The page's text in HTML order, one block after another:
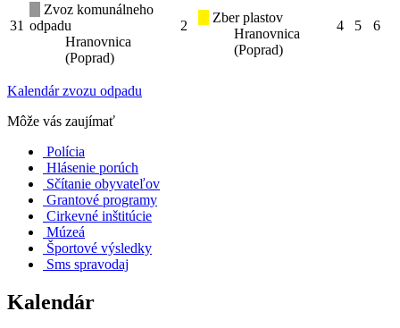
31
Zvoz komunálneho
odpadu
Hranovnica
(Poprad)
2
Zber plastov
Hranovnica
(Poprad)
4 5 6
Kalendár zvozu odpadu
Môže vás zaujímať
Polícia
Hlásenie porúch
Sčítanie obyvateľov
Grantové programy
Cirkevné inštitúcie
Múzeá
Športové výsledky
Sms spravodaj
Kalendár